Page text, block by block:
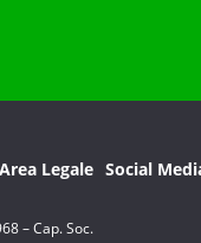
Area Legale Social
– Cap. Soc.